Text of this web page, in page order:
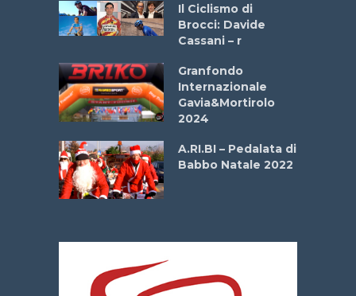
Il Ciclismo di
Brocci: Davide
Cassani – r
Granfondo
Internazionale
Gavia&Mortirolo
2024
A.RI.BI – Pedalata di
Babbo Natale 2022